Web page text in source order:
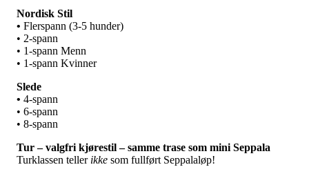
Nordisk Stil
• Flerspann (3-5 hunder)
• 2-spann
• 1-spann Menn
• 1-spann Kvinner
Slede
• 4-spann
• 6-spann
• 8-spann
Tur – valgfri kjørestil – samme trase som mini Seppala
Turklassen teller ikke som fullført Seppalaløp!